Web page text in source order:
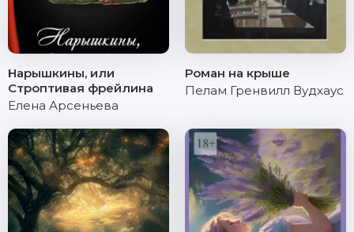
Нарышкины, или
Строптивая фрейлина
Елена Арсеньева
Роман на крыше
Пелам Гренвилл Вудхаус